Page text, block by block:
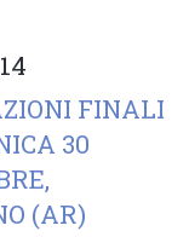
FINALI
30
(AR)